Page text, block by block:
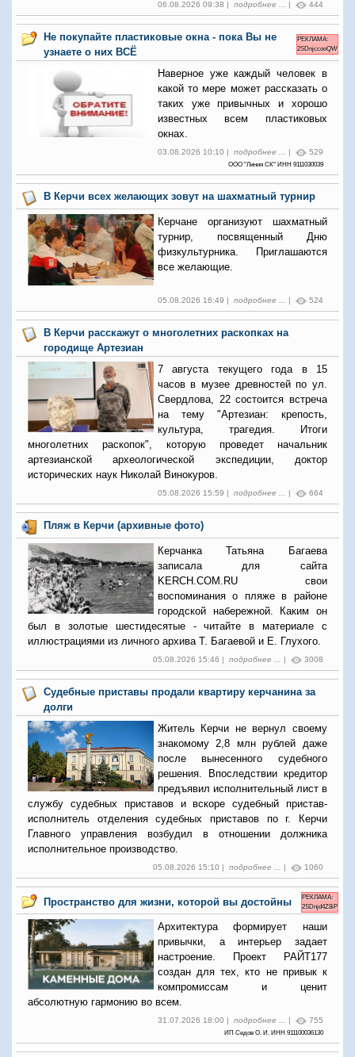
06.08.2026 09:38 | подробнее ... 444
Не покупайте пластиковые окна - пока Вы не
узнаете о них ВСЁ
РЕКЛАМА:
2SDnjccooQW
Наверное уже каждый человек в
какой то мере может рассказать о
таких уже привычных и хорошо
известных всем пластиковых
окнах.
03.08.2026 10:10 | подробнее ... 529
ООО "Линия СК" ИНН 9111030039
В Керчи всех желающих зовут на шахматный турнир
Керчане организуют шахматный
турнир, посвященный Дню
физкультурника. Приглашаются
все желающие.
05.08.2026 16:49 | подробнее ... | 524
В Керчи расскажут о многолетних раскопках на
городище Артезиан
7 августа текущего года в 15
часов в музее древностей по ул.
Свердлова, 22 состоится встреча
на тему "Артезиан: крепость,
культура, трагедия. Итоги
многолетних раскопок", которую проведет начальник
артезианской археологической экспедиции, доктор
исторических наук Николай Винокуров.
05.08.2026 15:59 | подробнее ... | 664
Пляж в Керчи (архивные фото)
Керчанка Татьяна Багаева
записала для сайта
KERCH.COM.RU свои
воспоминания о пляже в районе
городской набережной. Каким он
был в золотые шестидесятые - читайте в материале с
иллюстрациями из личного архива Т. Багаевой и Е. Глухого.
05.08.2026 15:46 | подробнее ... | 3008
Судебные приставы продали квартиру керчанина за
долги
Житель Керчи не вернул своему
знакомому 2,8 млн рублей даже
после вынесенного судебного
решения. Впоследствии кредитор
предъявил исполнительный лист в
службу судебных приставов и вскоре судебный пристав-
исполнитель отделения судебных приставов по г. Керчи
Главного управления возбудил в отношении должника
исполнительное производство.
05.08.2026 15:10 | подробнее ... | 1060
Пространство для жизни, которой вы достойны
РЕКЛАМА:
2SDnjd4Z8iP
Архитектура формирует наши
привычки, а интерьер задает
настроение. Проект РАЙТ177
создан для тех, кто не привык к
компромиссам и ценит
абсолютную гармонию во всем.
31.07.2026 18:00 | подробнее ... | 755
ИП Седов О. И. ИНН 911100036130